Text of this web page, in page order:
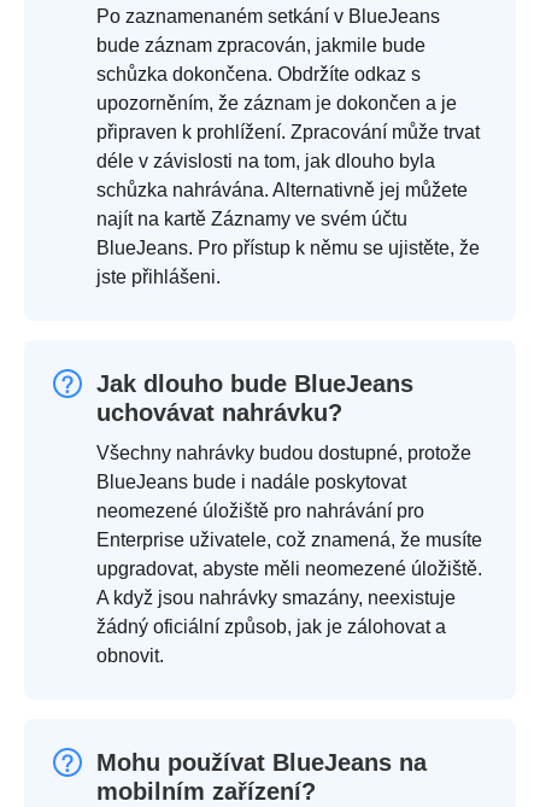
Po zaznamenaném setkání v BlueJeans
bude záznam zpracován, jakmile bude
schůzka dokončena. Obdržíte odkaz s
upozorněním, že záznam je dokončen a je
připraven k prohlížení. Zpracování může trvat
déle v závislosti na tom, jak dlouho byla
schůzka nahrávána. Alternativně jej můžete
najít na kartě Záznamy ve svém účtu
BlueJeans. Pro přístup k němu se ujistěte, že
jste přihlášeni.
Jak dlouho bude BlueJeans
uchovávat nahrávku?
Všechny nahrávky budou dostupné, protože
BlueJeans bude i nadále poskytovat
neomezené úložiště pro nahrávání pro
Enterprise uživatele, což znamená, že musíte
upgradovat, abyste měli neomezené úložiště.
A když jsou nahrávky smazány, neexistuje
žádný oficiální způsob, jak je zálohovat a
obnovit.
Mohu používat BlueJeans na
mobilním zařízení?